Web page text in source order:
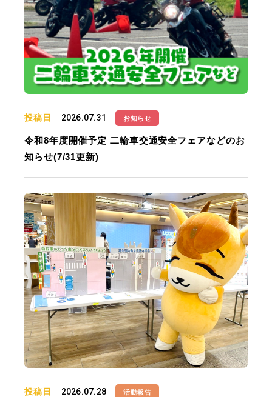
投稿日 2026.07.31 お知らせ
令和8年度開催予定 二輪車交通安全フェアなどのお
知らせ(7/31更新)
投稿日 2026.07.28 活動報告